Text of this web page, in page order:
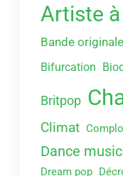
Artiste
Bande
Bifurcation
Britpop
Climat
Dance music
Dream pop